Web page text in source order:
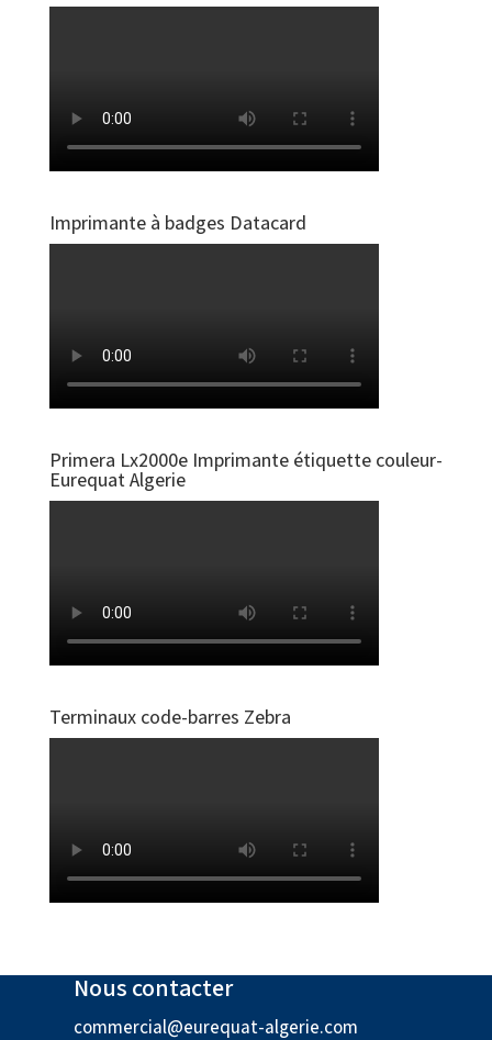
Imprimante à badges Datacard
Primera Lx2000e Imprimante étiquette couleur-
Eurequat Algerie
Terminaux code-barres Zebra
Nous contacter
commercial@eurequat-algerie.com